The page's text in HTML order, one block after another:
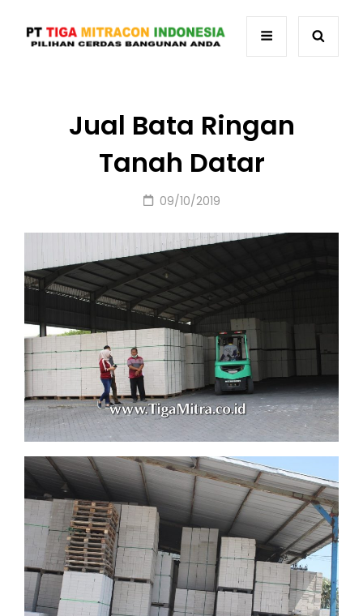
Jual Bata Ringan
Tanah Datar
Posted
09/10/2019